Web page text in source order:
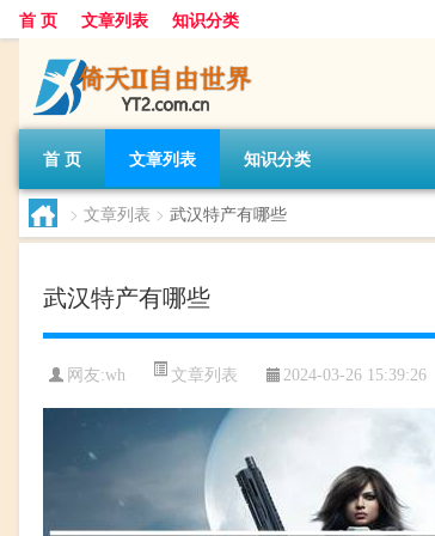
首 页 文章列表 知识分类
首 页 文章列表 知识分类
> 文章列表 > 武汉特产有哪些
武汉特产有哪些
网友:wh 文章列表 2024-03-26 15:39:26